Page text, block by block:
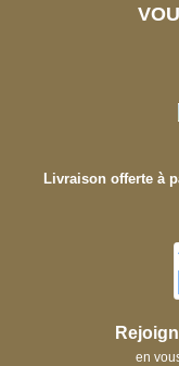
Livraison offerte à
en